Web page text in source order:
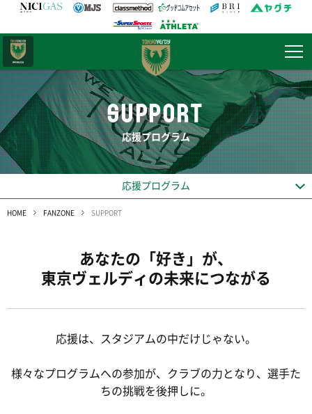
SUPPORT
応援プログラム
応援プログラム
HOME FANZONE SUPPORT
あなたの「好き」が、
東京ヴェルディの未来につながる
応援は、スタジアムの中だけじゃない。
様々なプログラムへの参加が、 クラブの力となり、選手た
ちの挑戦を後押しに。